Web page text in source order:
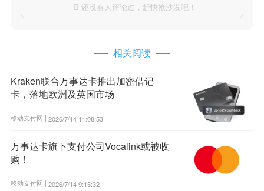
 还没有人评论过，赶快抢沙发吧！
相关阅读
Kraken联合万事达卡推出加密借记
卡，落地欧洲及英国市场
移动支付网 | 2026/7/14 11:08:53
万事达卡旗下支付公司Vocalink或被收
购！
移动支付网 | 2026/7/14 9:15:32